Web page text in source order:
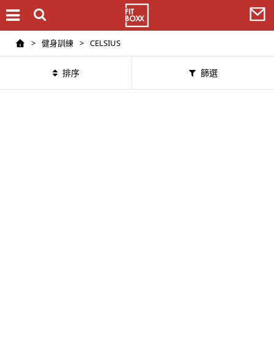
> 健身訓練 > CELSIUS
排序 篩選